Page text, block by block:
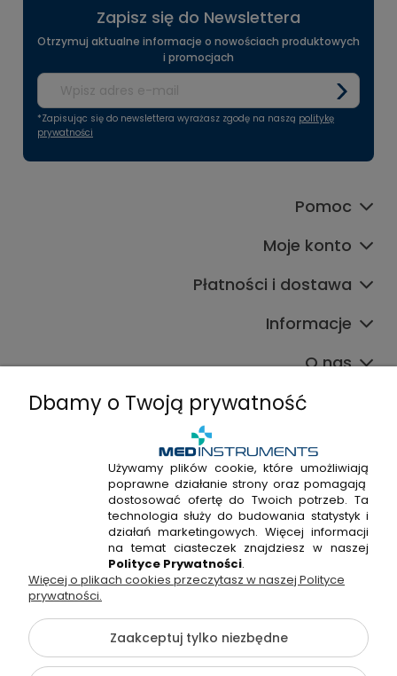
Zapisz się do Newslettera
Otrzymuj aktualne informacje o nowościach produktowych
i promocjach
*Zapisując się do newslettera wyrażasz zgodę na naszą politykę
prywatności
Pomoc
Moje konto
Płatności i dostawa
Informacje
O nas
+48 720 915 338
+48 22 298 53 38
Napisz do nas!
Hossa Medical Sp. z o. o. | ul. Kryształowa 33A, 01-356
Warszawa, woj. mazowieckie | NIP: 7010404814, REGON:
146982576, KRS: 0000491265
Dbamy o Twoją prywatność
Używamy plików cookie, które umożliwiają
poprawne działanie strony oraz pomagają
dostosować ofertę do Twoich potrzeb. Ta
technologia służy do budowania statystyk i
działań marketingowych. Więcej informacji
na temat ciasteczek znajdziesz w naszej
Polityce Prywatności.
Więcej o plikach cookies przeczytasz w naszej Polityce
prywatności.
Zaakceptuj tylko niezbędne